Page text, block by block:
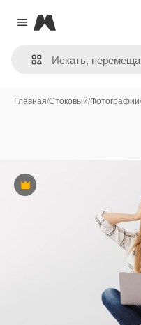
Close menu
Magnific
Главная/Стоковый/Фотографии/
Премиум